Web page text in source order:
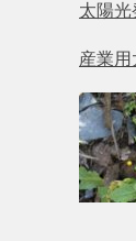
太陽
産業用